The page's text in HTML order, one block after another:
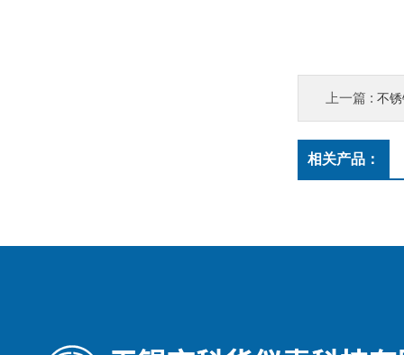
上一篇 : 不锈
相关产品：